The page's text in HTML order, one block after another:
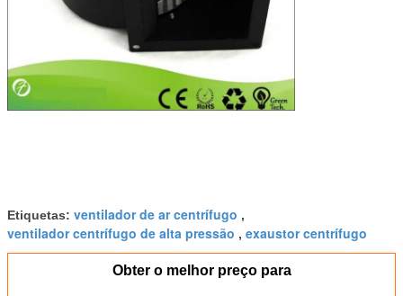
Etiquetas: ventilador de ar centrífugo ,
ventilador centrífugo de alta pressão , exaustor centrífugo
Obter o melhor preço para